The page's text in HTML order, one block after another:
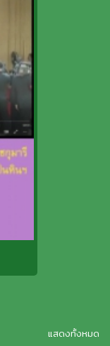
แสดงทั้งหมด